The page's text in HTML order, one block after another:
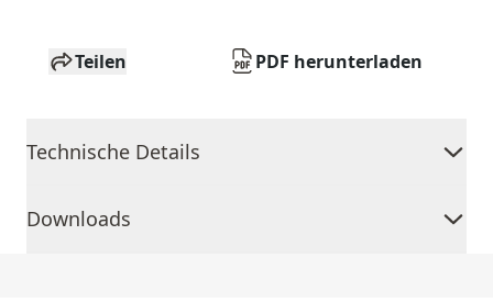
Teilen PDF herunterladen
Technische Details
Downloads